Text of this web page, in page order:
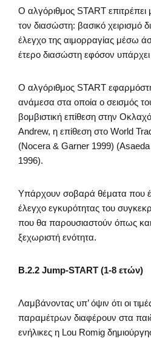
Ο αλγόριθμος START
τον διασώστη: βασικό χειρισμό
έλεγχο της αιμορραγίας μέσω
έτερο διασώστη εφόσον υπάρχει
Ο αλγόριθμος START
ανάμεσα στα οποία ο σεισμός
βομβιστική επίθεση στην
Andrew, η επίθεση στο World
(Nocera & Garner 1999)
1996).
Υπάρχουν σοβαρά θέματα που
έλεγχο εγκυρότητας του
που θα παρουσιαστούν όπως και
ξεχωριστή ενότητα.
Β.2.2 Jump-START (1-8 ετών)
Λαμβάνοντας υπ’ όψιν ότι οι
παραμέτρων διαφέρουν στα
ενήλικες η Lou Romig